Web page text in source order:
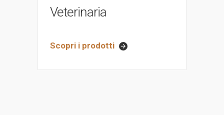
Veterinaria
Scopri i prodotti